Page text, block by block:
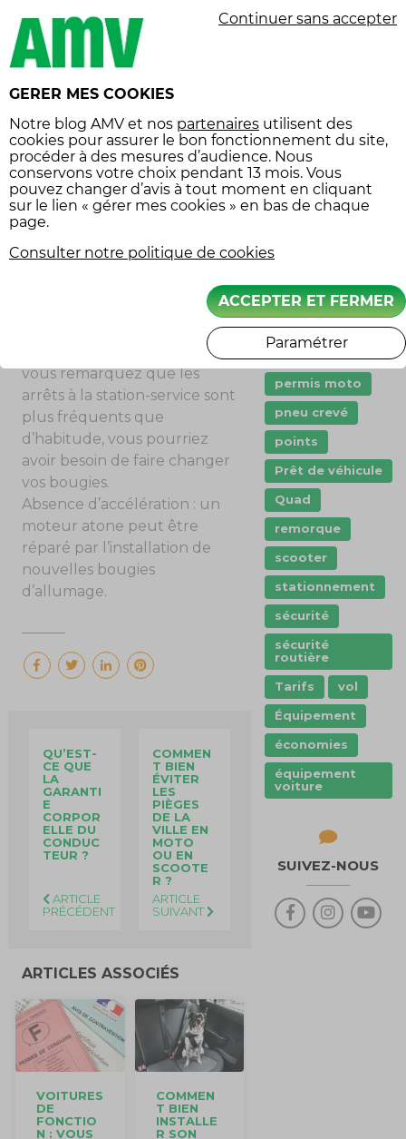
déclenchement de l’étincelle
nécessaire pour faire
démarrer le moteur.
Le moteur de votre voiture a
carbone sur les bougies
d’allumage de votre voiture
peut conduire les cylindres à
avoir des ratés, entraînant de
mauvaises performances.
Une consommation
inhabituelle de carburant :
d’allumage peut augmenter
carburant de près de 30%. Si
vous remarquez que les
arrêts à la station-service sont
plus fréquents que
d’habitude, vous pourriez
avoir besoin de faire changer
vos bougies.
Absence d’accélération : un
moteur atone peut être
réparé par l’installation de
nouvelles bougies
d’allumage.
QU’EST-
CE QUE
LA
GARANTI
E
CORPOR
ELLE DU
CONDUC
TEUR ?
ARTICLE
PRÉCÉDENT
COMMEN
T BIEN
ÉVITER
LES
PIÈGES
DE LA
VILLE EN
MOTO
OU EN
SCOOTE
R ?
ARTICLE
SUIVANT
ARTICLES ASSOCIÉS
VOITURES
DE
FONCTIO
N : VOUS
COMMEN
T BIEN
INSTALLE
R SON
dashcam
assurance
immatriculation
Innovation
jeune permis
Moto
mécanique
permis moto
pneu crevé
points
Prêt de véhicule
Quad
remorque
scooter
stationnement
sécurité
sécurité
routière
Tarifs
vol
Équipement
économies
équipement
voiture
SUIVEZ-NOUS
GERER MES COOKIES
Notre blog AMV et nos partenaires utilisent des
cookies pour assurer le bon fonctionnement du site,
procéder à des mesures d’audience. Nous
conservons votre choix pendant 13 mois. Vous
pouvez changer d’avis à tout moment en cliquant
sur le lien « gérer mes cookies » en bas de chaque
page.
Consulter notre politique de cookies
Continuer sans accepter
ACCEPTER ET FERMER
Paramétrer